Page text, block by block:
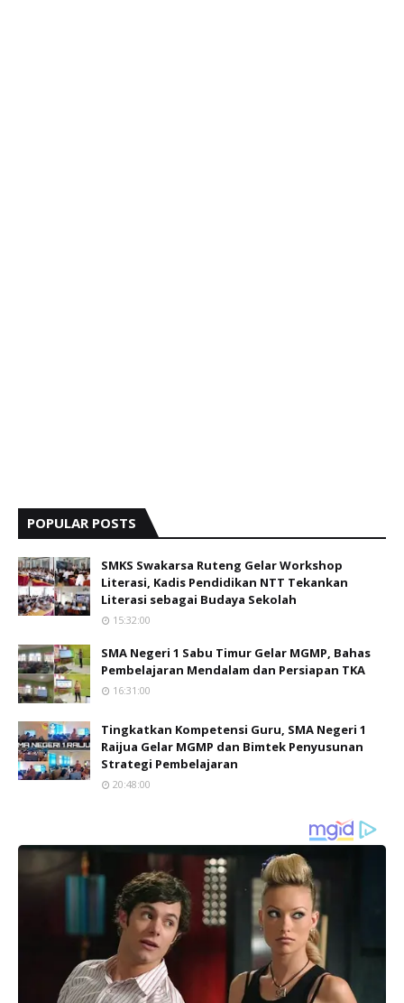
POPULAR POSTS
SMKS Swakarsa Ruteng Gelar Workshop
Literasi, Kadis Pendidikan NTT Tekankan
Literasi sebagai Budaya Sekolah
15:32:00
SMA Negeri 1 Sabu Timur Gelar MGMP, Bahas
Pembelajaran Mendalam dan Persiapan TKA
16:31:00
Tingkatkan Kompetensi Guru, SMA Negeri 1
Raijua Gelar MGMP dan Bimtek Penyusunan
Strategi Pembelajaran
20:48:00